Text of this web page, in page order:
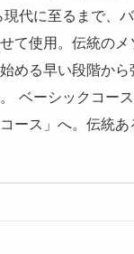
代に至るまで、
て使用。伝統の
める早い段階か
ベーシックコー
ース」へ。伝統